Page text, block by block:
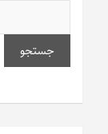
جستجو